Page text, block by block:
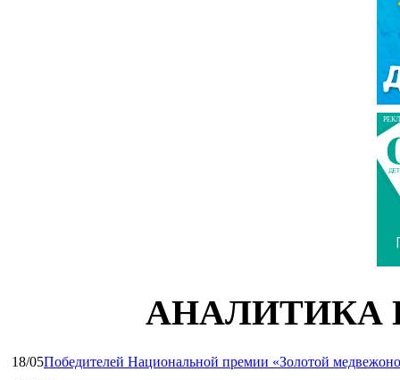
АНАЛИТИКА
18/05Победителей Национальной премии «Золотой